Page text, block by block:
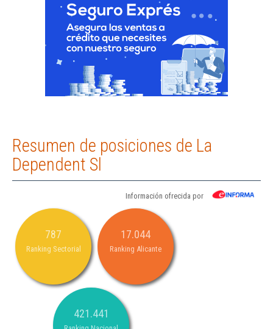
Resumen de posiciones de La
Dependent Sl
Información ofrecida por
787
Ranking Sectorial
17.044
Ranking Alicante
421.441